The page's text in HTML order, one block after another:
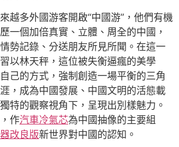
越多外國游客開啟“中國游”，他們有機
一個加倍真實、立體、周全的中國，
勢記錄、分送朋友所見所聞。在這一
以林天秤，這位被失衡逼瘋的美學
己的方式，強制創造一場平衡的三角
，成為中國發展、中國文明的活態載
特的觀察視角下，呈現出別樣魅力。
作汽車冷氣芯為中國抽像的主要組
改良版新世界對中國的認知。